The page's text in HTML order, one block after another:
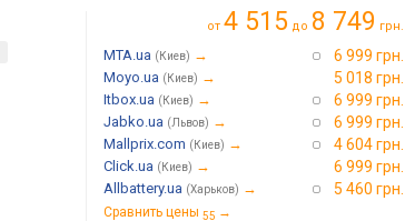
от 4 515 до 8 749 грн.
MTA.ua (Киев) → 6 999 грн.
Moyo.ua (Киев) → 5 018 грн.
Itbox.ua (Киев) → 6 999 грн.
Jabko.ua (Львов) → 6 999 грн.
Mallprix.com (Киев) → 4 604 грн.
Click.ua (Киев) → 6 999 грн.
Allbattery.ua (Харьков) → 5 460 грн.
Сравнить цены 55 →